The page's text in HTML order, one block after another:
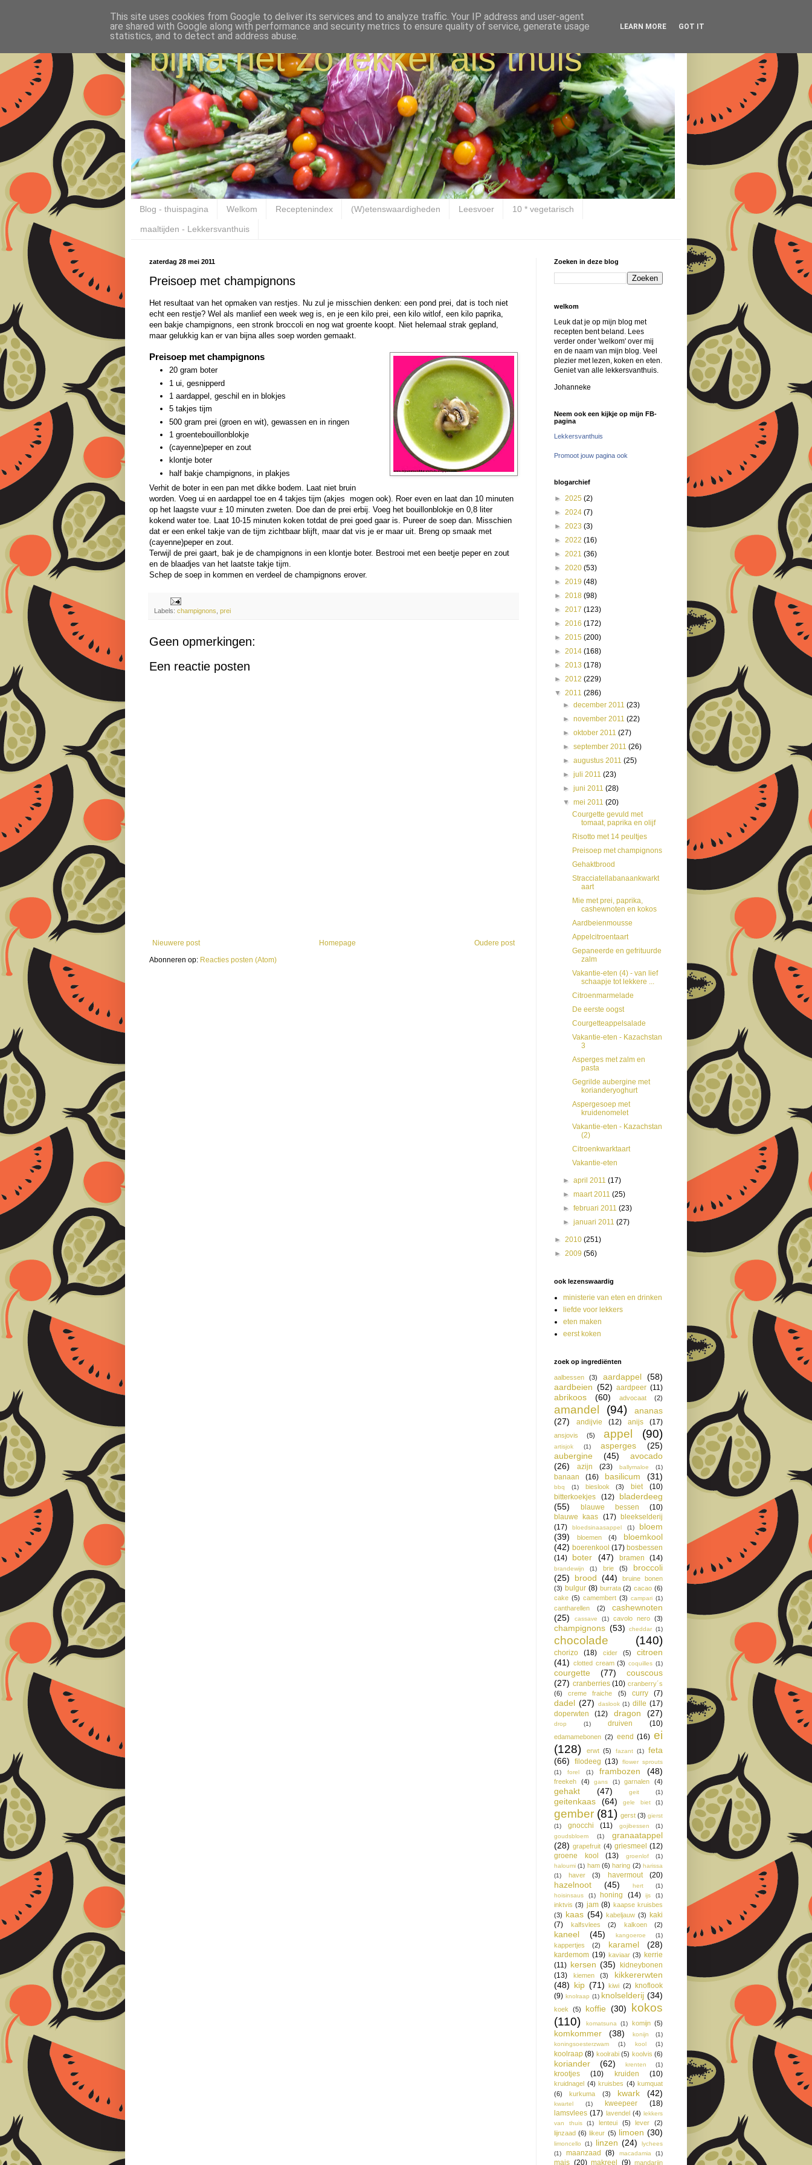
bijna net zo lekker als thuis
Blog - thuispagina Welkom Receptenindex (W)etenswaardigheden Leesvoer 10 * vegetarisch
maaltijden - Lekkersvanthuis
zaterdag 28 mei 2011
Preisoep met champignons
Het resultaat van het opmaken van restjes. Nu zul je misschien denken: een pond prei, dat is toch niet
echt een restje? Wel als manlief een week weg is, en je een kilo prei, een kilo witlof, een kilo paprika,
een bakje champignons, een stronk broccoli en nog wat groente koopt. Niet helemaal strak gepland,
maar gelukkig kan er van bijna alles soep worden gemaakt.
Preisoep met champignons
20 gram boter
1 ui, gesnipperd
1 aardappel, geschil en in blokjes
5 takjes tijm
500 gram prei (groen en wit), gewassen en in ringen
1 groentebouillonblokje
(cayenne)peper en zout
klontje boter
half bakje champignons, in plakjes
Verhit de boter in een pan met dikke bodem. Laat niet bruin
worden. Voeg ui en aardappel toe en 4 takjes tijm (akjes mogen ook). Roer even en laat dan 10 minuten
op het laagste vuur ± 10 minuten zweten. Doe dan de prei erbij. Voeg het bouillonblokje en 0,8 liter
kokend water toe. Laat 10-15 minuten koken totdat de prei goed gaar is. Pureer de soep dan. Misschien
dat er een enkel takje van de tijm zichtbaar blijft, maar dat vis je er maar uit. Breng op smaak met
(cayenne)peper en zout.
Terwijl de prei gaart, bak je de champignons in een klontje boter. Bestrooi met een beetje peper en zout
en de blaadjes van het laatste takje tijm.
Schep de soep in kommen en verdeel de champignons erover.
Labels: champignons prei
Geen opmerkingen:
Een reactie posten
Nieuwere post Oudere post
Homepage
Abonneren op: Reacties posten (Atom)
Zoeken in deze blog
welkom
Leuk dat je op mijn blog met
recepten bent beland. Lees
verder onder 'welkom' over mij
en de naam van mijn blog. Veel
plezier met lezen, koken en eten.
Geniet van alle lekkersvanthuis.
Johanneke
Neem ook een kijkje op mijn FB-
pagina
Lekkersvanthuis
Promoot jouw pagina ook
blogarchief
► 2025 (2)
► 2024 (7)
► 2023 (3)
► 2022 (16)
► 2021 (36)
► 2020 (53)
► 2019 (48)
► 2018 (98)
► 2017 (123)
► 2016 (172)
► 2015 (200)
► 2014 (168)
► 2013 (178)
► 2012 (229)
▼ 2011 (286)
►december 2011(23)
►november 2011(22)
►oktober 2011(27)
►september 2011(26)
►augustus 2011(25)
►juli 2011(23)
►juni 2011(28)
▼mei 2011(20)
Courgette gevuld met
tomaat, paprika en olijf
Risotto met 14 peultjes
Preisoep met champignons
Gehaktbrood
Stracciatellabanaankwarkt
aart
Mie met prei, paprika,
cashewnoten en kokos
Aardbeienmousse
Appelcitroentaart
Gepaneerde en gefrituurde
zalm
Vakantie-eten (4) - van lief
schaapje tot lekkere ...
Citroenmarmelade
De eerste oogst
Courgetteappelsalade
Vakantie-eten - Kazachstan
3
Asperges met zalm en
pasta
Gegrilde aubergine met
korianderyoghurt
Aspergesoep met
kruidenomelet
Vakantie-eten - Kazachstan
(2)
Citroenkwarktaart
Vakantie-eten
►april 2011(17)
►maart 2011(25)
►februari 2011(23)
►januari 2011(27)
► 2010 (251)
► 2009 (56)
ook lezenswaardig
ministerie van eten en drinken
liefde voor lekkers
eten maken
eerst koken
zoek op ingrediënten
aalbessen (3) aardappel (58)
aardbeien (52) aardpeer (11)
abrikoos (60) advocaat (2)
amandel (94)
ananas
(27)
andijvie (12) anijs (17)
ansjovis (5) appel (90)
artisjok (1) asperges
(25)
aubergine
(45)
avocado
(26)
azijn (23) ballymaloe (1)
banaan (16) basilicum (31)
bbq (1) bieslook (3) biet
(10)
bitterkoekjes
(12)
bladerdeeg
(55)
blauwe bessen
(10)
blauwe kaas (17) bleekselderij
(17)
bloedsinaasappel (1)
bloem
(39)
bloemen (4)
bloemkool
(42) boerenkool (17) bosbessen
(14)
boter (47) bramen (14)
brandewijn (1) brie (5)
broccoli
(25)
brood (44)
bruine bonen
(3) bulgur (8) burrata (2) cacao (6)
cake (5) camembert (3) campari (1)
cantharellen (2)
cashewnoten
(25)
cassave (1) cavolo nero (3)
champignons (53) cheddar (1)
chocolade (140)
chorizo (18) cider (5)
citroen
(41) clotted cream (3) coquilles (1)
courgette (77)
couscous
(27) cranberries (10) cranberry´s
(6)
creme fraiche (5) curry (7)
dadel (27) daslook (1) dille (17)
doperwten
(12) dragon (27)
drop (1) druiven (10)
edamamebonen (2) eend (16) ei
(128)
erwt (5) fazant (1)
feta
(66)
filodeeg (13)
flower sprouts
(1)
forel (1) frambozen (48)
freekeh (4) gans (1) garnalen (4)
gehakt (47) geit (1)
geitenkaas (64) gele biet (1)
gember (81) gerst (3) gierst
(1)
gnocchi (11) gojibessen
(1)
goudsbloem
(1)
granaatappel
(28) grapefruit (4) griesmeel (12)
groene kool
(13) groenlof
(1)
haloumi (1) ham (6) haring (2) harissa
(1)
haver (3) havermout (20)
hazelnoot (45) hert
(1)
hoisinsaus
(1) honing (14) ijs (1)
inktvis (3) jam (8) kaapse kruisbes
(3) kaas (54) kabeljauw (3) kaki
(7)
kalfsvlees (2) kalkoen (2)
kaneel (45) kangoeroe (1)
kappertjes (2) karamel (28)
kardemom (19) kaviaar (3) kerrie
(11) kersen (35) kidneybonen
(13)
kiemen (3)
kikkererwten
(48) kip (71) kiwi (2) knoflook
(9) knolraap (1) knolselderij (34)
koek (5) koffie (30)
kokos
(110)
komatsuna (1) komijn (5)
komkommer (38) konijn
(1)
koningsoesterzwam
(1) kool (1)
koolraap (8) koolrabi (5) koolvis (6)
koriander (62) krenten (1)
krootjes (10) kruiden (10)
kruidnagel (4) kruisbes (4) kumquat
(6)
kurkuma (3) kwark (42)
kwartel (1) kweepeer
(18)
lamsvlees (17) lavendel (4) lekkers
van thuis
(1) lenteui (5) lever
(2)
lijnzaad (6) likeur (5) limoen (30)
limoncello (1) linzen (24)
lychees
(1)
maanzaad (8) macadamia (1)
mais (20) makreel (9) mandarijn
This site uses cookies from Google to deliver its services and to analyze traffic. Your IP address and user-agent
are shared with Google along with performance and security metrics to ensure quality of service, generate usage
statistics, and to detect and address abuse.
LEARN MORE GOT IT